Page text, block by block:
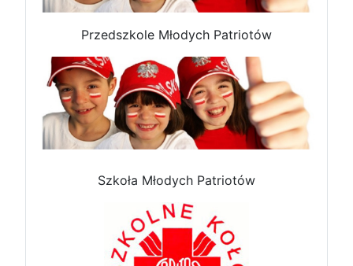
Przedszkole Młodych Patriotów
Szkoła Młodych Patriotów